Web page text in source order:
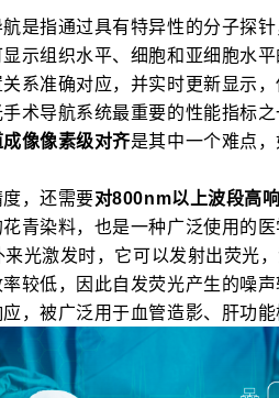
是指通过具有特异性的分子探
示组织水平、细胞和亚细胞水
系准确对应，并实时更新显示
术导航系统最重要的性能指标
像像素级对齐是其中一个难点
，还需要对800nm以上波段高
花青染料，也是一种广泛使用的
光激发时，它可以发射出荧光
较低，因此自发荧光产生的噪
，被广泛用于血管造影、肝功能